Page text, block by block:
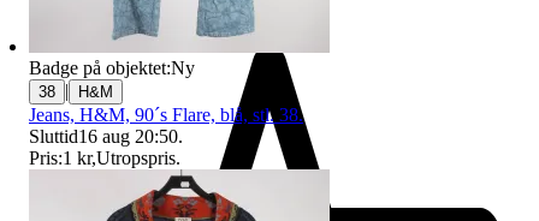
Badge på objektet:Ny
38 | H&M
Jeans, H&M, 90´s Flare, blå, stl. 38.
Sluttid16 aug 20:50.
Pris:1 kr,Utropspris.